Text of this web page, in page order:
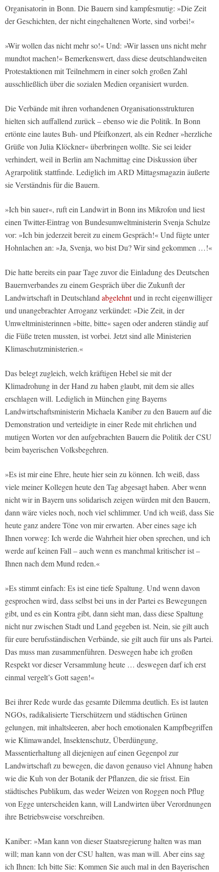
Organisatorin in Bonn. Die Bauern sind kampfesmutig: »Die Zeit
der Geschichten, der nicht eingehaltenen Worte, sind vorbei!«
»Wir wollen das nicht mehr so!« Und: »Wir lassen uns nicht mehr
mundtot machen!« Bemerkenswert, dass diese deutschlandweiten
Protestaktionen mit Teilnehmern in einer solch großen Zahl
ausschließlich über die sozialen Medien organisiert wurden.
Die Verbände mit ihren vorhandenen Organisationsstrukturen
hielten sich auffallend zurück – ebenso wie die Politik. In Bonn
ertönte eine lautes Buh- und Pfeifkonzert, als ein Redner »herzliche
Grüße von Julia Klöckner« überbringen wollte. Sie sei leider
verhindert, weil in Berlin am Nachmittag eine Diskussion über
Agrarpolitik stattfinde. Lediglich im ARD Mittagsmagazin äußerte
sie Verständnis für die Bauern.
»Ich bin sauer«, ruft ein Landwirt in Bonn ins Mikrofon und liest
einen Twitter-Eintrag von Bundesumweltministerin Svenja Schulze
vor: »Ich bin jederzeit bereit zu einem Gespräch!« Und fügte unter
Hohnlachen an: »Ja, Svenja, wo bist Du? Wir sind gekommen …!«
Die hatte bereits ein paar Tage zuvor die Einladung des Deutschen
Bauernverbandes zu einem Gespräch über die Zukunft der
Landwirtschaft in Deutschland abgelehntund in recht eigenwilliger
und unangebrachter Arroganz verkündet: »Die Zeit, in der
Umweltministerinnen »bitte, bitte« sagen oder anderen ständig auf
die Füße treten mussten, ist vorbei. Jetzt sind alle Ministerien
Klimaschutzministerien.«
Das belegt zugleich, welch kräftigen Hebel sie mit der
Klimadrohung in der Hand zu haben glaubt, mit dem sie alles
erschlagen will. Lediglich in München ging Bayerns
Landwirtschaftsministerin Michaela Kaniber zu den Bauern auf die
Demonstration und verteidigte in einer Rede mit ehrlichen und
mutigen Worten vor den aufgebrachten Bauern die Politik der CSU
beim bayerischen Volksbegehren.
»Es ist mir eine Ehre, heute hier sein zu können. Ich weiß, dass
viele meiner Kollegen heute den Tag abgesagt haben. Aber wenn
nicht wir in Bayern uns solidarisch zeigen würden mit den Bauern,
dann wäre vieles noch, noch viel schlimmer. Und ich weiß, dass Sie
heute ganz andere Töne von mir erwarten. Aber eines sage ich
Ihnen vorweg: Ich werde die Wahrheit hier oben sprechen, und ich
werde auf keinen Fall – auch wenn es manchmal kritischer ist –
Ihnen nach dem Mund reden.«
»Es stimmt einfach: Es ist eine tiefe Spaltung. Und wenn davon
gesprochen wird, dass selbst bei uns in der Partei es Bewegungen
gibt, und es ein Kontra gibt, dann sieht man, dass diese Spaltung
nicht nur zwischen Stadt und Land gegeben ist. Nein, sie gilt auch
für eure berufsständischen Verbände, sie gilt auch für uns als Partei.
Das muss man zusammenführen. Deswegen habe ich großen
Respekt vor dieser Versammlung heute … deswegen darf ich erst
einmal vergelt’s Gott sagen!«
Bei ihrer Rede wurde das gesamte Dilemma deutlich. Es ist lauten
NGOs, radikalisierte Tierschützern und städtischen Grünen
gelungen, mit inhaltsleeren, aber hoch emotionalen Kampfbegriffen
wie Klimawandel, Insektenschutz, Überdüngung,
Massentierhaltung all diejenigen auf einen Gegenpol zur
Landwirtschaft zu bewegen, die davon genauso viel Ahnung haben
wie die Kuh von der Botanik der Pflanzen, die sie frisst. Ein
städtisches Publikum, das weder Weizen von Roggen noch Pflug
von Egge unterscheiden kann, will Landwirten über Verordnungen
ihre Betriebsweise vorschreiben.
Kaniber: »Man kann von dieser Staatsregierung halten was man
will; man kann von der CSU halten, was man will. Aber eins sag
ich Ihnen: Ich bitte Sie: Kommen Sie auch mal in den Bayerischen